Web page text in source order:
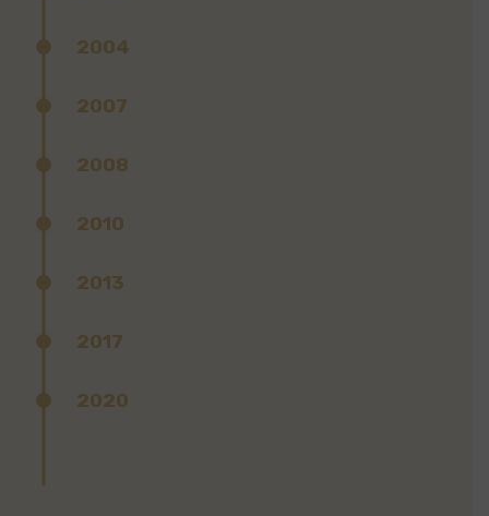
2004
2007
2008
2010
2013
2017
2020